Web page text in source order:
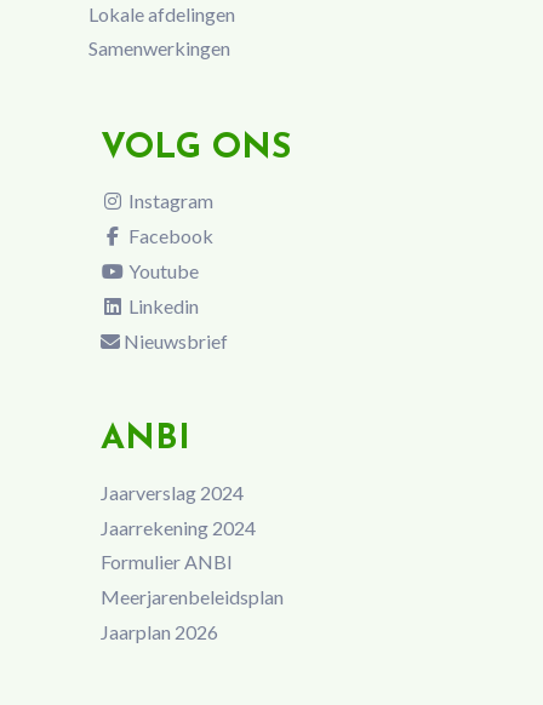
Lokale afdelingen
Samenwerkingen
VOLG ONS
Instagram
Facebook
Youtube
Linkedin
Nieuwsbrief
ANBI
Jaarverslag 2024
Jaarrekening 2024
Formulier ANBI
Meerjarenbeleidsplan
Jaarplan 2026